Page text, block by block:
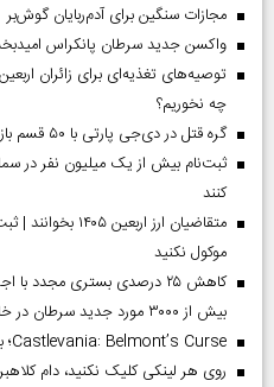
مجازات سنگین برای آدم‌ربایان گوش‌بر
واکسن جدید سرطان پانکراس
چه نخوریم؟
گره قتل در دی‌جی پارتی با ۵۰ قسم باز می‌شود
ثبت‌نام بیش از یک میلیون نفر در
کنند
متقاضیان ارز
موکول نکنید
کاهش ۲۵ درصدی بستری مجدد
بیش از ۳۰۰۰ مورد جدید سرطان در خانواده بیماران
Castlevania: Belmont’s Curse؛ بازگشت باشکوه شکارچیان خون‌آشام
روی هر لینکی کلیک نکنید، دام